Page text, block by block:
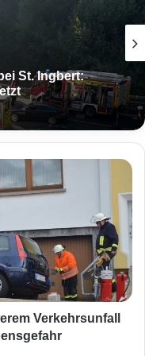
St. Ingbert:
Verkehrsunfall